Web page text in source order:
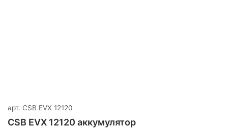
арт. CSB EVX 12120
CSB EVX 12120 аккумулятор